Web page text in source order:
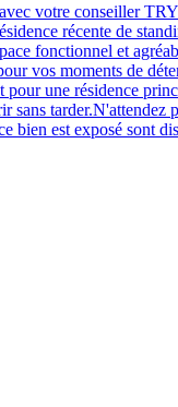
avec votre conseiller
récente de
fonctionnel et
vos moments de
une résidence
tarder.N'attendez
est exposé sont